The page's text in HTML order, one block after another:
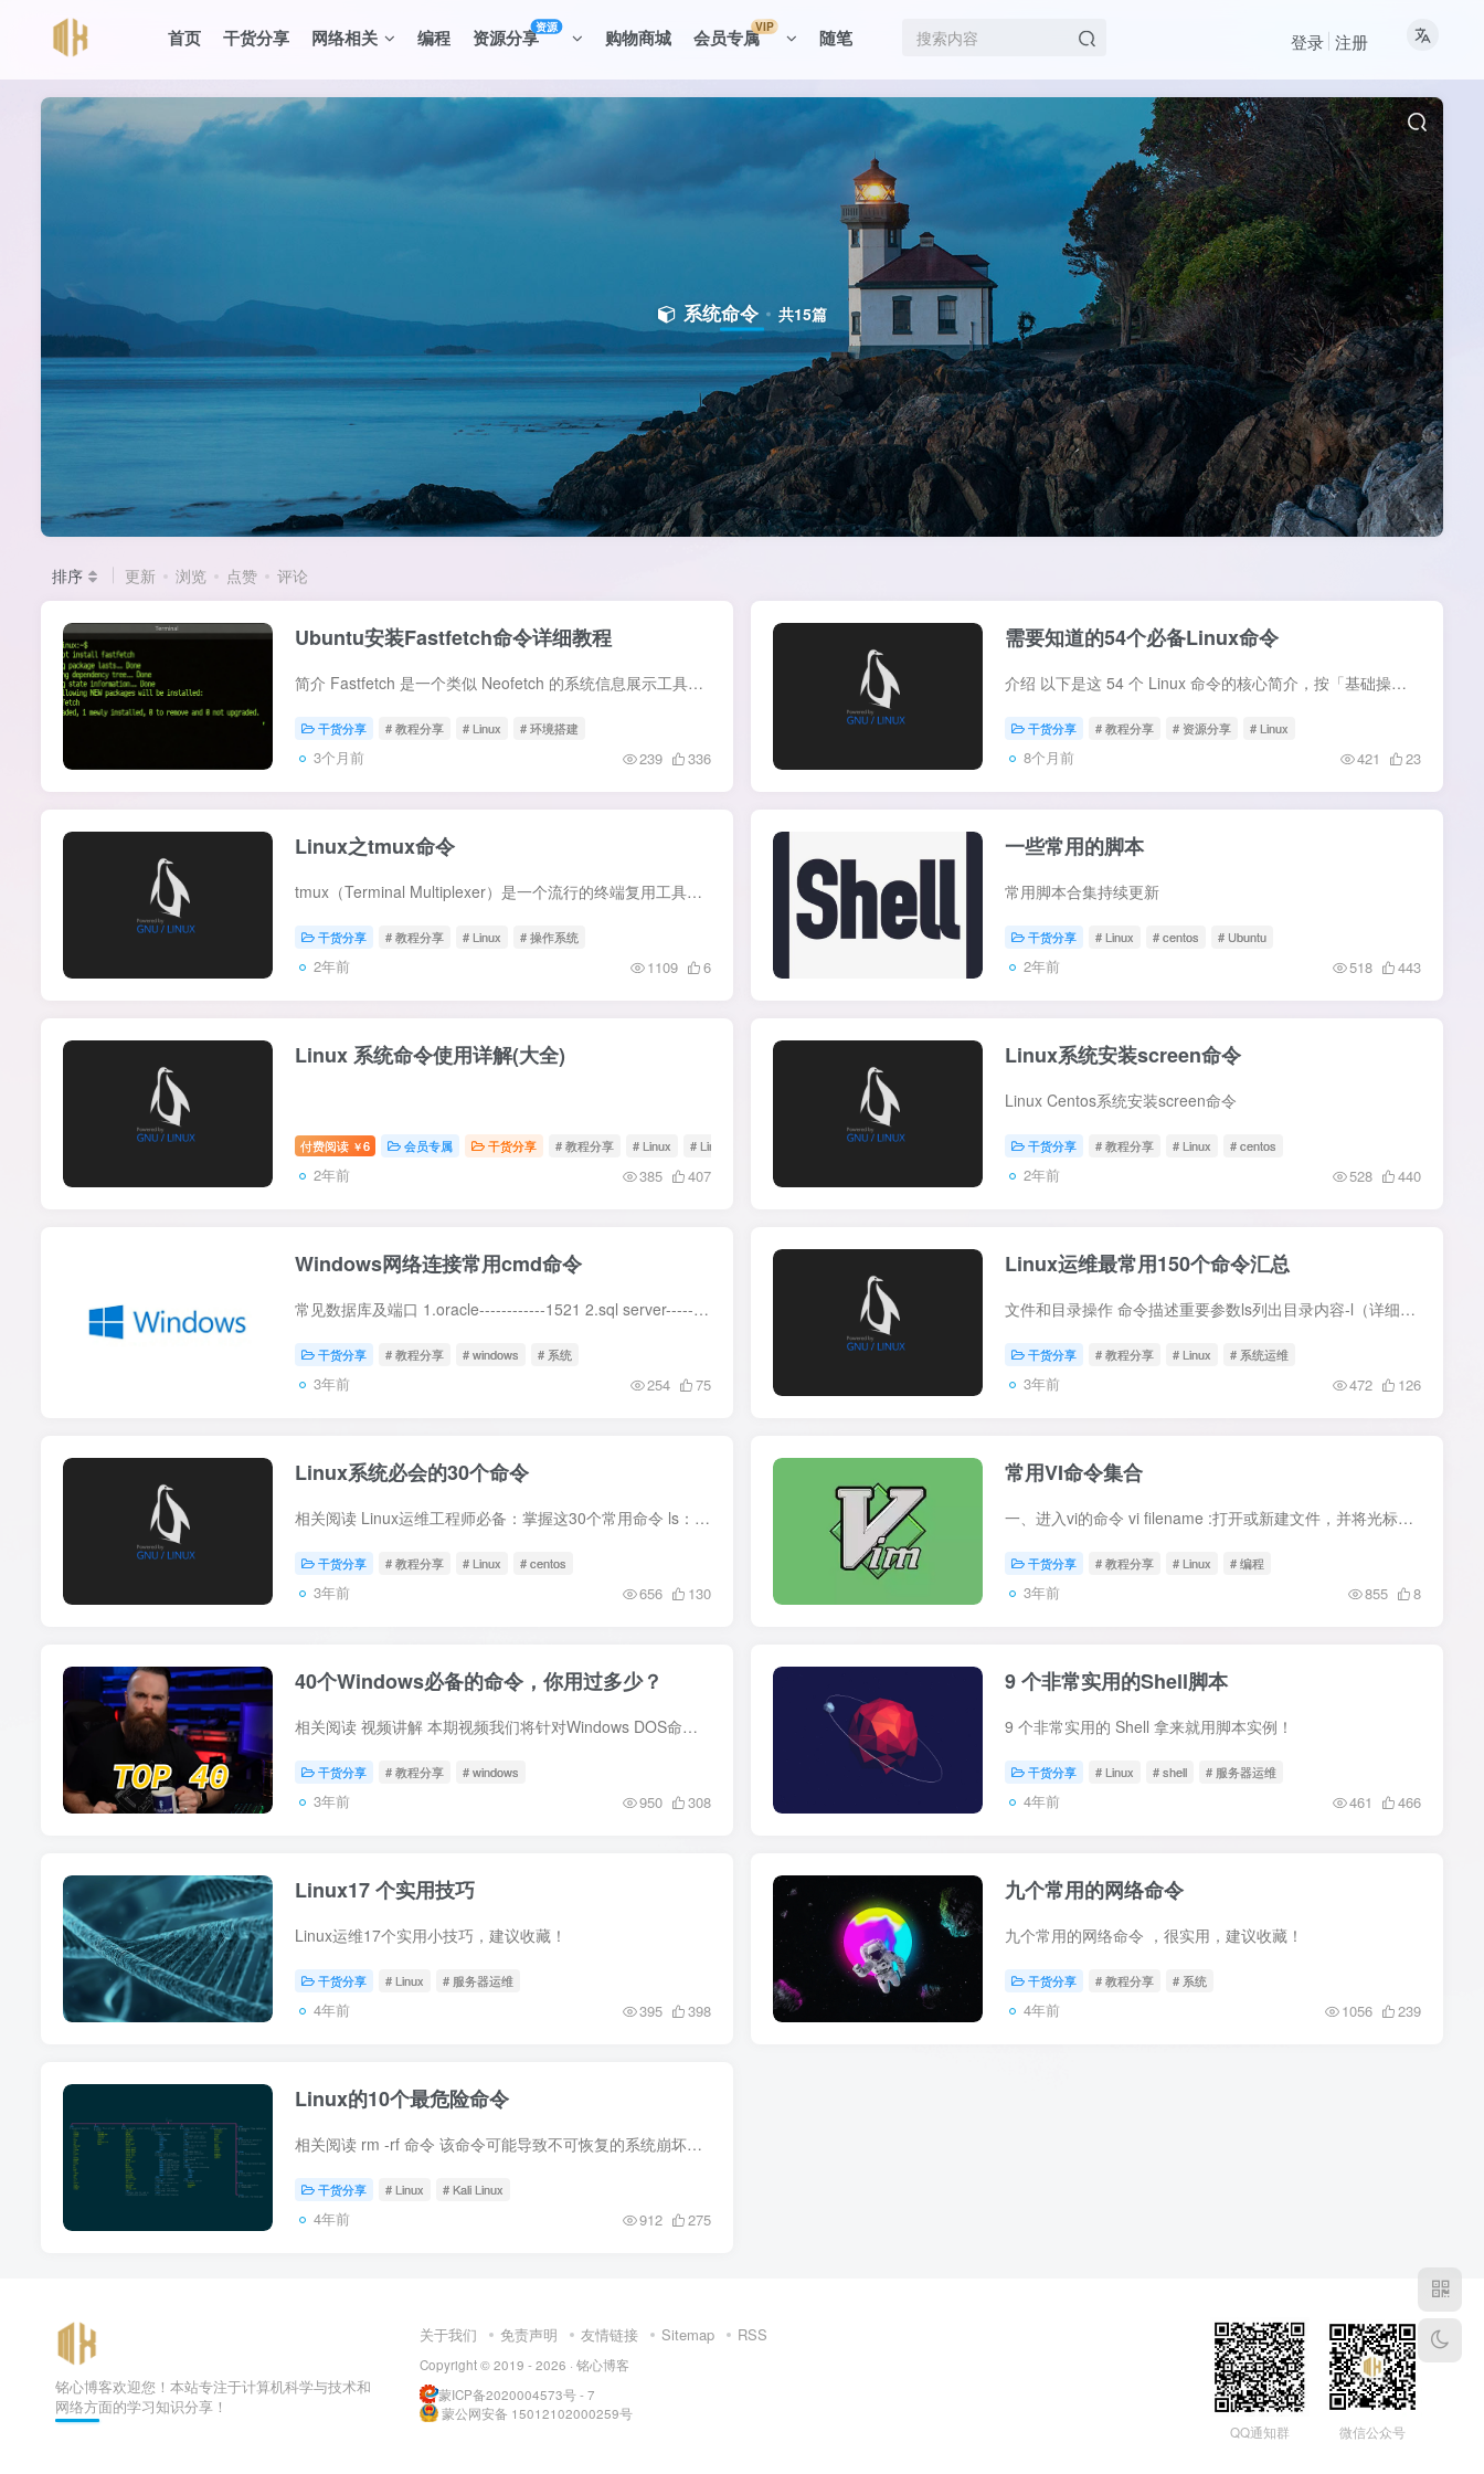
首页 干货分享 网络相关 编程 资源分享资源 购物商城 会员专属VIP 随笔 登录 注册
系统命令 共15篇
排序 更新 浏览 点赞 评论
Ubuntu安装Fastfetch命令详细教程
简介 Fastfetch 是一个类似 Neofetch 的系统信息展示工具，可以在终端中快速显示系统信息（OS、CPU、内存、GPU、Shell 等）。它使用 C 语言编写，速度非常快。 一、方法1：使用 APT 在较新的 Ub...
干货分享 # 教程分享 # Linux # 环境搭建
3个月前 239 336
需要知道的54个必备Linux命令
介绍 以下是这 54 个 Linux 命令的核心简介，按「基础操作→文件管理→用户权限→系统管理→网络 / 工具→文本处理」分类，每个命令标注核心用途 + 关键特点，适配新手快速理解： 一、基础终端...
干货分享 # 教程分享 # 资源分享 # Linux
8个月前 421 23
Linux之tmux命令
tmux（Terminal Multiplexer）是一个流行的终端复用工具，它能让用户在一个单一的窗口中管理多个终端会话。 安装 # Ubuntu 或 Debian sudo apt-get install tmux # CentOS 或 Fedora sudo yum i...
干货分享 # 教程分享 # Linux # 操作系统
2年前 1109 6
一些常用的脚本
常用脚本合集持续更新
干货分享 # Linux # centos # Ubuntu
2年前 518 443
Linux 系统命令使用详解(大全)
付费阅读 ￥6 会员专属 干货分享 # 教程分享 # Linux # Linux 服务器
2年前 385 407
Linux系统安装screen命令
Linux Centos系统安装screen命令
干货分享 # 教程分享 # Linux # centos
2年前 528 440
Windows网络连接常用cmd命令
常见数据库及端口 1.oracle------------1521 2.sql server------------1433 3.mysql-----------3306 4.postgresql----------5432 5.redis---------6379 6.mongdb----------27017 7.db2---------...
干货分享 # 教程分享 # windows # 系统
3年前 254 75
Linux运维最常用150个命令汇总
文件和目录操作 命令描述重要参数ls列出目录内容-l（详细列表）、-a（显示隐藏文件）cd切换目录无pwd显示当前工作目录无touch创建空文件无mkdir创建目录-p（递归创建）cp复制文件或目录-r（递归...
干货分享 # 教程分享 # Linux # 系统运维
3年前 472 126
Linux系统必会的30个命令
相关阅读 Linux运维工程师必备：掌握这30个常用命令 ls：列出目录内容 ls -l /home 该命令会以长格式显示/home目录下的文件和子目录。 cd：切换目录 cd /var/log 该命令将当前目录切换到/var/lo...
干货分享 # 教程分享 # Linux # centos
3年前 656 130
常用VI命令集合
一、进入vi的命令 vi filename :打开或新建文件，并将光标置于第一行首 vi +n filename ：打开文件，并将光标置于第n行首 vi + filename ：打开文件，并将光标置于最后一行首 vi +/pattern file...
干货分享 # 教程分享 # Linux # 编程
3年前 855 8
40个Windows必备的命令，你用过多少？
相关阅读 视频讲解 本期视频我们将针对Windows DOS命令做一期分享 常见的ipconfig、ping你可能都会，但你知道windows系统还可以做更多骚操作吗？ 比方说检测电脑性能、电池使用状况，甚至还可以...
干货分享 # 教程分享 # windows
3年前 950 308
9 个非常实用的Shell脚本
9 个非常实用的 Shell 拿来就用脚本实例！
干货分享 # Linux # shell # 服务器运维
4年前 461 466
Linux17 个实用技巧
Linux运维17个实用小技巧，建议收藏！
干货分享 # Linux # 服务器运维
4年前 395 398
九个常用的网络命令
九个常用的网络命令 ，很实用，建议收藏！
干货分享 # 教程分享 # 系统
4年前 1056 239
Linux的10个最危险命令
相关阅读 rm -rf 命令 该命令可能导致不可恢复的系统崩坏。 rm -rf / #强制删除根目录下所有东西。 rm -rf * #强制删除当前目录的所有文件。 rm -rf . #强制删除当前文件夹及其子文件夹。 执行r...
干货分享 # Linux # Kali Linux
4年前 912 275
铭心博客欢迎您！本站专注于计算机科学与技术和
网络方面的学习知识分享！
关于我们 免责声明 友情链接 Sitemap RSS
Copyright © 2019 - 2026 · 铭心博客
蒙ICP备2020004573号 - 7
蒙公网安备 15012102000259号
QQ通知群
微信公众号